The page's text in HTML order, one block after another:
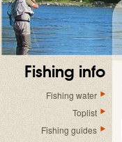
Fishing info
Fishing water
Toplist
Fishing guides